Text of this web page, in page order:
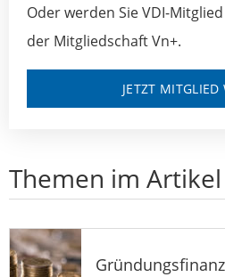
Oder werden Sie VDI-
der Mitgliedschaft Vn+.
JETZT MITGLIED
Themen im Artikel